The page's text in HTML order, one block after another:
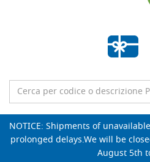
Empty
NOTICE: Shipments of
prolonged delays.We will be
August 5th